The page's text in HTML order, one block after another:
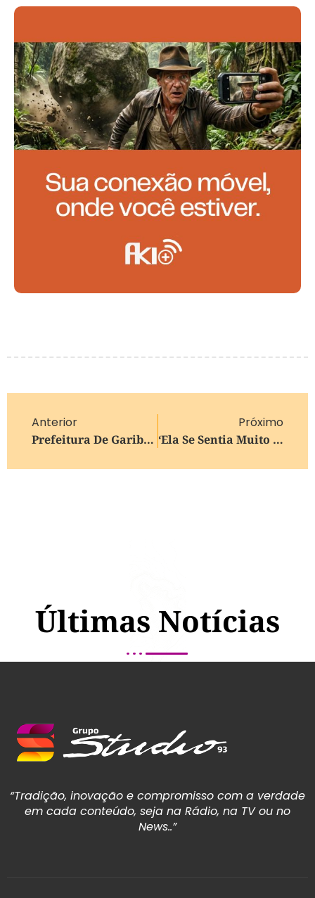
Anterior
Prefeitura De Garibaldi Promove Ação Especial De Saúde E Orientação Às Mulheres Neste Sábado (7)
Próximo
‘Ela Se Sentia Muito Culpada E Dizia Que Queria Desistir Da Vida’, Conta Mãe De Adolescente De 17 Anos Vítima De Estupro Coletivo No Rio
Últimas Notícias
“Tradição, inovação e compromisso com a verdade
em cada conteúdo, seja na Rádio, na TV ou no
News..”